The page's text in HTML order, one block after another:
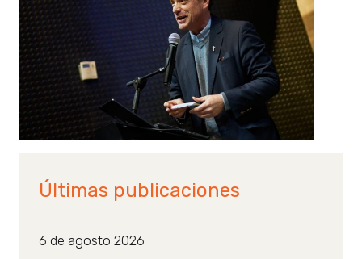
Últimas publicaciones
6 de agosto 2026